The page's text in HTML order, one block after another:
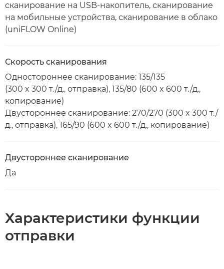
сканирование на USB-накопитель, сканирование
на мобильные устройства, сканирование в облако
(uniFLOW Online)
Скорость сканирования
Одностороннее сканирование: 135/135
(300 x 300 т./д., отправка), 135/80 (600 x 600 т./д.,
копирование)
Двустороннее сканирование: 270/270 (300 x 300 т./
д., отправка), 165/90 (600 x 600 т./д., копирование)
Двустороннее сканирование
Да
Характеристики функции
отправки